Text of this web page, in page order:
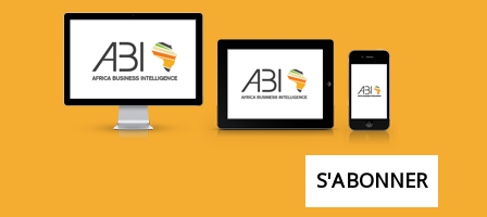
S'ABONNER